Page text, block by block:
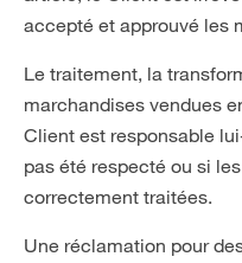
accepté et approuvé les
Le traitement, la
marchandises vendues
Client est responsable
pas été respecté ou si
correctement traitées.
Une réclamation pour